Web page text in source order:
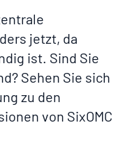
jetzt, da
ist. Sind Sie
Sehen Sie sich
zu den
von SixOMC